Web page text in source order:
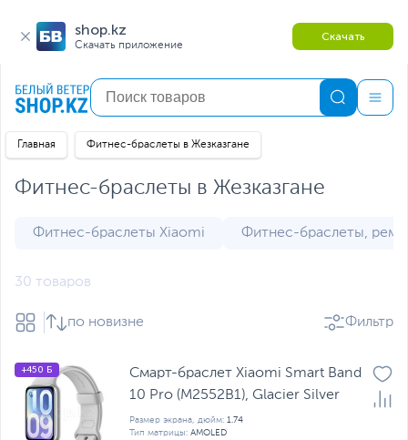
shop.kz
Скачать приложение
Скачать
Главная Фитнес-браслеты в Жезказгане
Фитнес-браслеты в Жезказгане
Фитнес-браслеты Xiaomi Фитнес-браслеты,
30 товаров
по новизне Фильтр
+450 Б
Смарт-браслет Xiaomi Smart Band
10 Pro (M2552B1), Glacier Silver
Размер экрана, дюйм: 1.74
Тип матрицы: AMOLED